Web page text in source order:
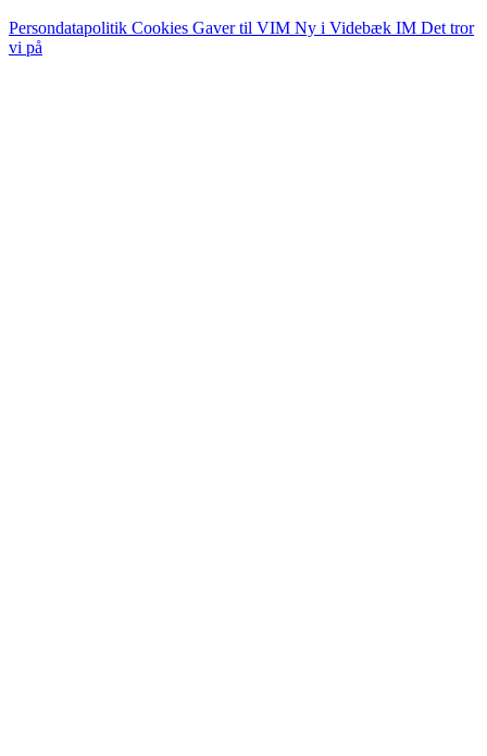
Persondatapolitik Cookies Gaver til VIM Ny i Videbæk IM Det tror
vi på